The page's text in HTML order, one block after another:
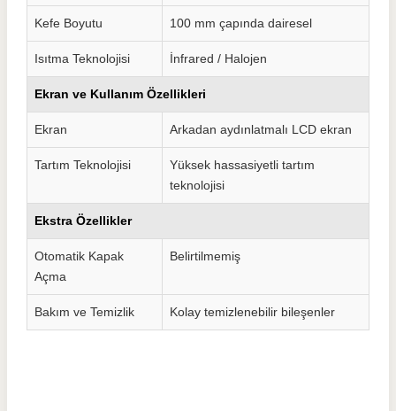
Kefe Boyutu 100 mm çapında dairesel
Isıtma Teknolojisi İnfrared / Halojen
Ekran ve Kullanım Özellikleri
Ekran Arkadan aydınlatmalı LCD ekran
Tartım Teknolojisi
Yüksek hassasiyetli tartım
teknolojisi
Ekstra Özellikler
Otomatik Kapak
Açma
Belirtilmemiş
Bakım ve Temizlik Kolay temizlenebilir bileşenler